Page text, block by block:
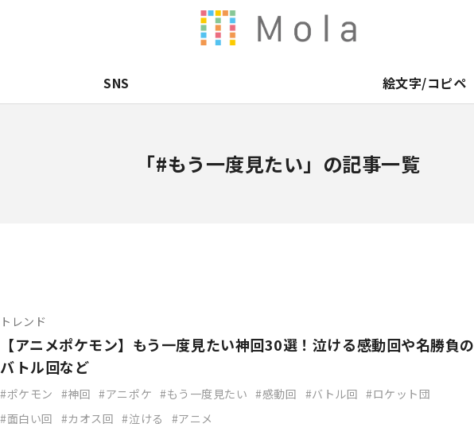
SNS 絵文字/コピペ
「#もう一度見たい」の記事一覧
トレンド
【アニメポケモン】もう一度見たい神回30選！泣ける感動回や名勝負の
バトル回など
ポケモン 神回 アニポケ もう一度見たい 感動回 バトル回
ロケット団
面白い回
カオス回 泣ける アニメ